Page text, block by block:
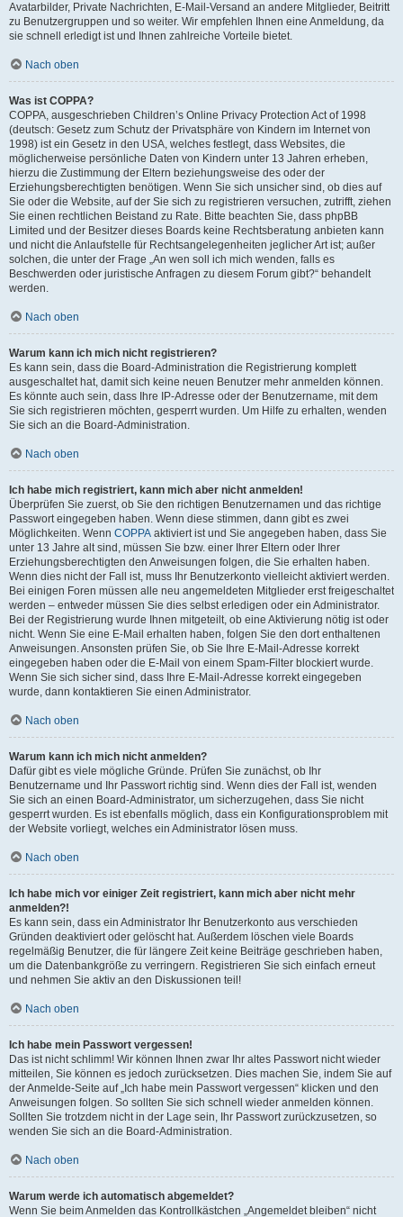
Avatarbilder, Private Nachrichten, E-Mail-Versand an andere Mitglieder, Beitritt
zu Benutzergruppen und so weiter. Wir empfehlen Ihnen eine Anmeldung, da
sie schnell erledigt ist und Ihnen zahlreiche Vorteile bietet.
Nach oben
Was ist COPPA?
COPPA, ausgeschrieben Children’s Online Privacy Protection Act of 1998
(deutsch: Gesetz zum Schutz der Privatsphäre von Kindern im Internet von
1998) ist ein Gesetz in den USA, welches festlegt, dass Websites, die
möglicherweise persönliche Daten von Kindern unter 13 Jahren erheben,
hierzu die Zustimmung der Eltern beziehungsweise des oder der
Erziehungsberechtigten benötigen. Wenn Sie sich unsicher sind, ob dies auf
Sie oder die Website, auf der Sie sich zu registrieren versuchen, zutrifft, ziehen
Sie einen rechtlichen Beistand zu Rate. Bitte beachten Sie, dass phpBB
Limited und der Besitzer dieses Boards keine Rechtsberatung anbieten kann
und nicht die Anlaufstelle für Rechtsangelegenheiten jeglicher Art ist; außer
solchen, die unter der Frage „An wen soll ich mich wenden, falls es
Beschwerden oder juristische Anfragen zu diesem Forum gibt?“ behandelt
werden.
Nach oben
Warum kann ich mich nicht registrieren?
Es kann sein, dass die Board-Administration die Registrierung komplett
ausgeschaltet hat, damit sich keine neuen Benutzer mehr anmelden können.
Es könnte auch sein, dass Ihre IP-Adresse oder der Benutzername, mit dem
Sie sich registrieren möchten, gesperrt wurden. Um Hilfe zu erhalten, wenden
Sie sich an die Board-Administration.
Nach oben
Ich habe mich registriert, kann mich aber nicht anmelden!
Überprüfen Sie zuerst, ob Sie den richtigen Benutzernamen und das richtige
Passwort eingegeben haben. Wenn diese stimmen, dann gibt es zwei
Möglichkeiten. Wenn COPPA aktiviert ist und Sie angegeben haben, dass Sie
unter 13 Jahre alt sind, müssen Sie bzw. einer Ihrer Eltern oder Ihrer
Erziehungsberechtigten den Anweisungen folgen, die Sie erhalten haben.
Wenn dies nicht der Fall ist, muss Ihr Benutzerkonto vielleicht aktiviert werden.
Bei einigen Foren müssen alle neu angemeldeten Mitglieder erst freigeschaltet
werden – entweder müssen Sie dies selbst erledigen oder ein Administrator.
Bei der Registrierung wurde Ihnen mitgeteilt, ob eine Aktivierung nötig ist oder
nicht. Wenn Sie eine E-Mail erhalten haben, folgen Sie den dort enthaltenen
Anweisungen. Ansonsten prüfen Sie, ob Sie Ihre E-Mail-Adresse korrekt
eingegeben haben oder die E-Mail von einem Spam-Filter blockiert wurde.
Wenn Sie sich sicher sind, dass Ihre E-Mail-Adresse korrekt eingegeben
wurde, dann kontaktieren Sie einen Administrator.
Nach oben
Warum kann ich mich nicht anmelden?
Dafür gibt es viele mögliche Gründe. Prüfen Sie zunächst, ob Ihr
Benutzername und Ihr Passwort richtig sind. Wenn dies der Fall ist, wenden
Sie sich an einen Board-Administrator, um sicherzugehen, dass Sie nicht
gesperrt wurden. Es ist ebenfalls möglich, dass ein Konfigurationsproblem mit
der Website vorliegt, welches ein Administrator lösen muss.
Nach oben
Ich habe mich vor einiger Zeit registriert, kann mich aber nicht mehr
anmelden?!
Es kann sein, dass ein Administrator Ihr Benutzerkonto aus verschieden
Gründen deaktiviert oder gelöscht hat. Außerdem löschen viele Boards
regelmäßig Benutzer, die für längere Zeit keine Beiträge geschrieben haben,
um die Datenbankgröße zu verringern. Registrieren Sie sich einfach erneut
und nehmen Sie aktiv an den Diskussionen teil!
Nach oben
Ich habe mein Passwort vergessen!
Das ist nicht schlimm! Wir können Ihnen zwar Ihr altes Passwort nicht wieder
mitteilen, Sie können es jedoch zurücksetzen. Dies machen Sie, indem Sie auf
der Anmelde-Seite auf „Ich habe mein Passwort vergessen“ klicken und den
Anweisungen folgen. So sollten Sie sich schnell wieder anmelden können.
Sollten Sie trotzdem nicht in der Lage sein, Ihr Passwort zurückzusetzen, so
wenden Sie sich an die Board-Administration.
Nach oben
Warum werde ich automatisch abgemeldet?
Wenn Sie beim Anmelden das Kontrollkästchen „Angemeldet bleiben“ nicht